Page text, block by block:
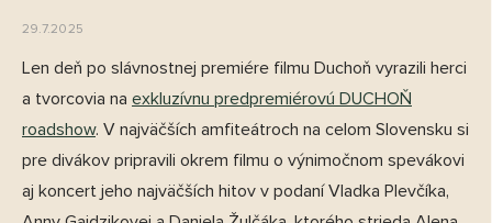
29.7.2025
Len deň po slávnostnej premiére filmu Duchoň vyrazili herci
a tvorcovia na exkluzívnu predpremiérovú DUCHOŇ
roadshow. V najväčších amfiteátroch na celom Slovensku si
pre divákov pripravili okrem filmu o výnimočnom spevákovi
aj koncert jeho najväčších hitov v podaní Vladka Plevčíka,